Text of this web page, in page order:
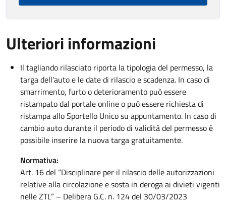
Ulteriori informazioni
Il tagliando rilasciato riporta la tipologia del permesso, la
targa dell'auto e le date di rilascio e scadenza. In caso di
smarrimento, furto o deterioramento può essere
ristampato dal portale online o può essere richiesta di
ristampa allo Sportello Unico su appuntamento. In caso di
cambio auto durante il periodo di validità del permesso è
possibile inserire la nuova targa gratuitamente.
Normativa:
Art. 16 del “Disciplinare per il rilascio delle autorizzazioni
relative alla circolazione e sosta in deroga ai divieti vigenti
nelle ZTL” – Delibera G.C. n. 124 del 30/03/2023